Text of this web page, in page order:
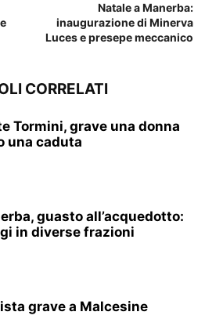
Natale a Manerba:
inaugurazione di Minerva
Luces e presepe meccanico
CORRELATI
Tormini, grave una donna
una caduta
guasto all’acquedotto:
in diverse frazioni
grave a Malcesine